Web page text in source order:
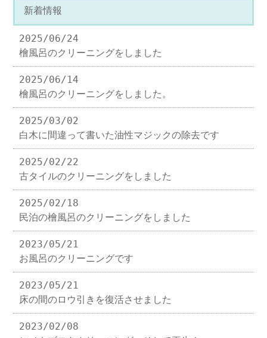
新着情報
2025/06/24
檜風呂のクリーニングをしました
2025/06/14
檜風呂のクリーニングをしました。
2025/03/02
白木に間違って書いた油性マジックの除去です
2025/02/22
古タイルのクリーニングをしました
2025/02/18
民泊の檜風呂のクリーニングをしました
2023/05/21
お風呂のクリーニングです
2023/05/21
床の間のロウ引きを復活させました
2023/02/08